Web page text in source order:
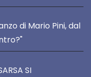
di Mario Pini, dal
SI